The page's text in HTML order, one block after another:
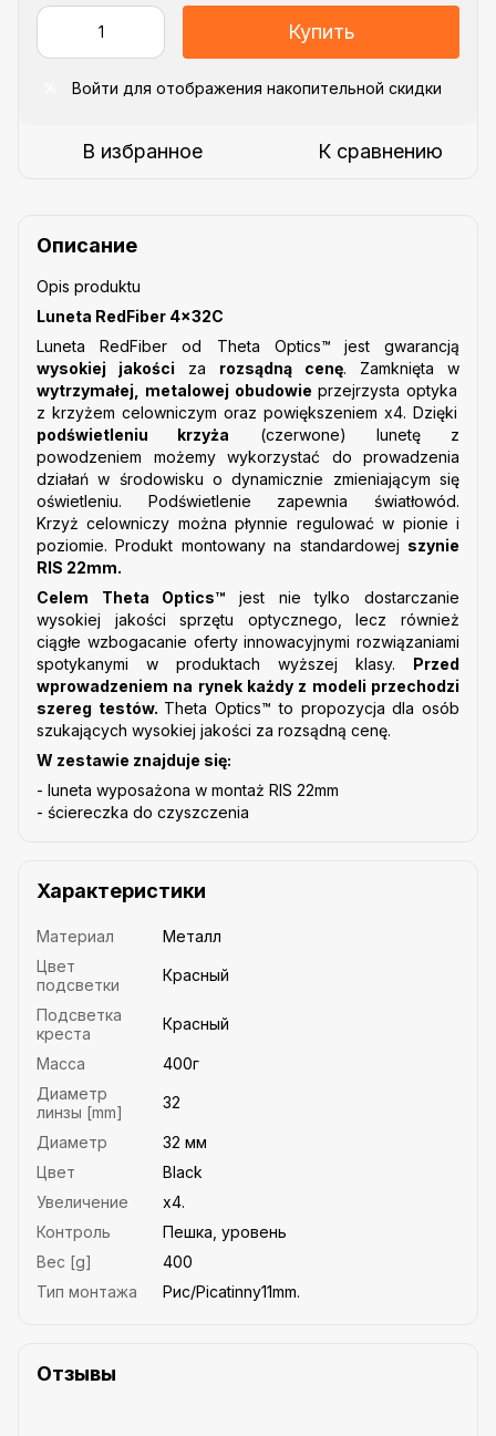
Купить
Войти для отображения накопительной скидки
В избранное К сравнению
Описание
Opis produktu
Luneta RedFiber 4×32C
Luneta RedFiber od Theta Optics™
jest gwarancją
wysokiej jakości za rozsądną cenę. Zamknięta w
wytrzymałej, metalowej obudowie przejrzysta optyka
z krzyżem celowniczym oraz powiększeniem x4. Dzięki
podświetleniu krzyża (czerwone) lunetę z
powodzeniem możemy wykorzystać do prowadzenia
działań w środowisku o dynamicznie zmieniającym się
oświetleniu. Podświetlenie zapewnia światłowód.
Krzyż celowniczy można płynnie regulować w pionie i
poziomie. Produkt montowany na standardowej szynie
RIS 22mm.
Celem Theta Optics™ jest nie tylko dostarczanie
wysokiej jakości sprzętu optycznego, lecz również
ciągłe wzbogacanie oferty innowacyjnymi rozwiązaniami
spotykanymi w produktach wyższej klasy. Przed
wprowadzeniem na rynek każdy z modeli przechodzi
szereg testów. Theta Optics™ to propozycja dla osób
szukających wysokiej jakości za rozsądną cenę.
W zestawie znajduje się:
- luneta wyposażona w montaż RIS 22mm
- ściereczka do czyszczenia
Характеристики
Материал
Металл
Цвет
подсветки
Красный
Подсветка
креста
Красный
Масса
400г
Диаметр
линзы [mm]
32
Диаметр
32 мм
Цвет
Black
Увеличение
х4.
Контроль
Пешка, уровень
Вес [g]
400
Тип монтажа
Рис/Picatinny11mm.
Отзывы